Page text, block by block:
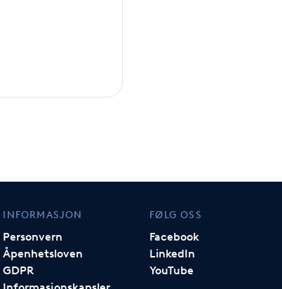
INFORMASJON
Personvern
Åpenhetsloven
GDPR
FØLG OSS
Facebook
LinkedIn
YouTube